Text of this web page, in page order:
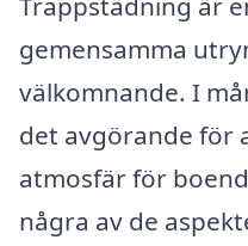
gemensamma
välkomnande. I
det avgörande för
atmosfär för
några av de